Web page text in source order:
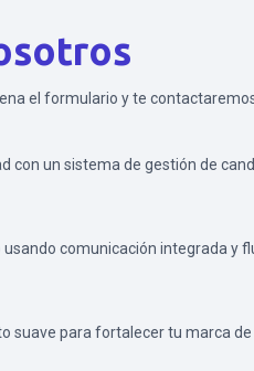
el formulario y te
con un sistema de gestión de
comunicación integrada y
suave para fortalecer tu marca de